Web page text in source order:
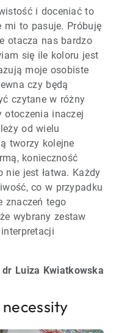
i doceniać to
mi to pasuje. Próbuję
otacza nas bardzo
się ile koloru jest
moje osobiste
czy będą
czytane w różny
otoczenia inaczej
od wielu
tworzy kolejne
konieczność
nie jest łatwa. Każdy
co w przypadku
znaczeń tego
wybrany zestaw
dr Luiza Kwiatkowska